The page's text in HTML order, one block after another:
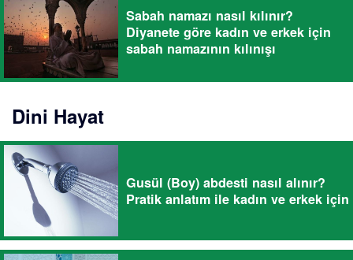
Sabah namazı nasıl kılınır?
Diyanete göre kadın ve erkek için
sabah namazının kılınışı
Dini Hayat
Gusül (Boy) abdesti nasıl alınır?
Pratik anlatım ile kadın ve erkek için